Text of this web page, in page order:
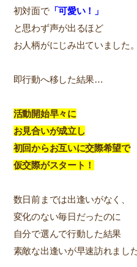
初対面で「可愛い！」
と思わず声が出るほど
お人柄がにじみ出ていました。
即行動へ移した結果…
活動開始早々に
お見合いが成立し
初回からお互いに交際希望で
仮交際がスタート！
数日前までは出逢いがなく、
変化のない毎日だったのに
自分で選んで行動した結果
素敵な出逢いが早速訪れました